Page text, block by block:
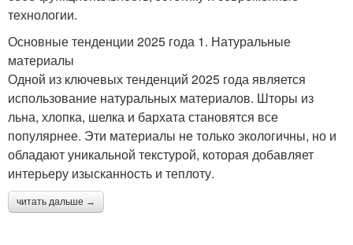
технологии.
Основные тенденции 2025 года 1. Натуральные
материалы
Одной из ключевых тенденций 2025 года является
использование натуральных материалов. Шторы из
льна, хлопка, шелка и бархата становятся все
популярнее. Эти материалы не только экологичны, но и
обладают уникальной текстурой, которая добавляет
интерьеру изысканность и теплоту.
читать дальше →